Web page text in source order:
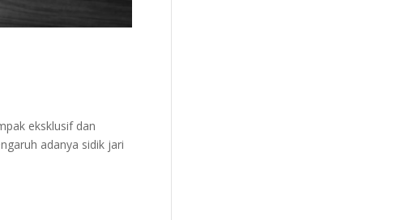
eksklusif dan
adanya sidik jari